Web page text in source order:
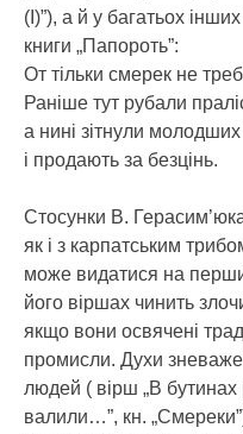
(І)”), а й у багатьох
книги „Папороть”:
От тільки смерек не
Раніше тут рубали
а нині зітнули
і продають за безцінь.
Стосунки В.
як і з карпатським
може видатися на
його віршах чинить
якщо вони освячені
промисли. Духи
людей ( вірш „В бутинах
валили…”, кн.